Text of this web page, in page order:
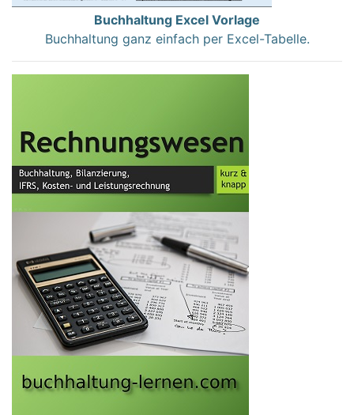
Buchhaltung Excel Vorlage
Buchhaltung ganz einfach per Excel-Tabelle.